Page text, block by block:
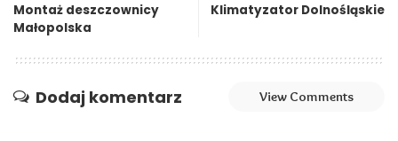
Montaż deszczownicy
Małopolska
Klimatyzator Dolnośląskie
Dodaj komentarz View Comments